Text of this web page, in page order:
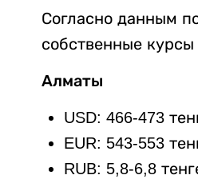
Согласно данным
собственные
Алматы
USD: 466-473
EUR: 543-553
RUB: 5,8-6,8